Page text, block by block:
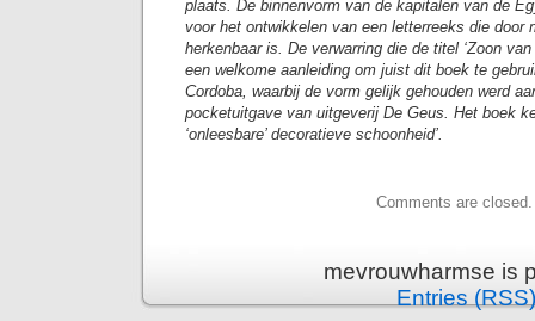
plaats. De binnenvorm van de kapitalen van de
voor het ontwikkelen van een letterreeks die door
herkenbaar is. De verwarring die de titel ‘Zoon
een welkome aanleiding om juist dit boek te
Cordoba, waarbij de vorm gelijk gehouden werd
pocketuitgave van uitgeverij De Geus. Het boek
‘onleesbare’ decoratieve schoonheid’.
Comments are closed.
mevrouwharmse is
Entries (RSS)